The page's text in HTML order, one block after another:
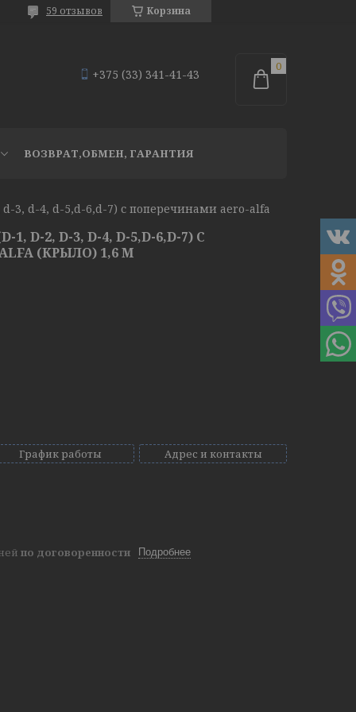
Корзина
59 отзывов
+375 (33) 341-41-43
ВОЗВРАТ,ОБМЕН, ГАРАНТИЯ
D-2, D-3, D-4, D-5,D-6,D-7) С
(КРЫЛО) 1,6 М
График работы Адрес и контакты
по договоренности Подробнее